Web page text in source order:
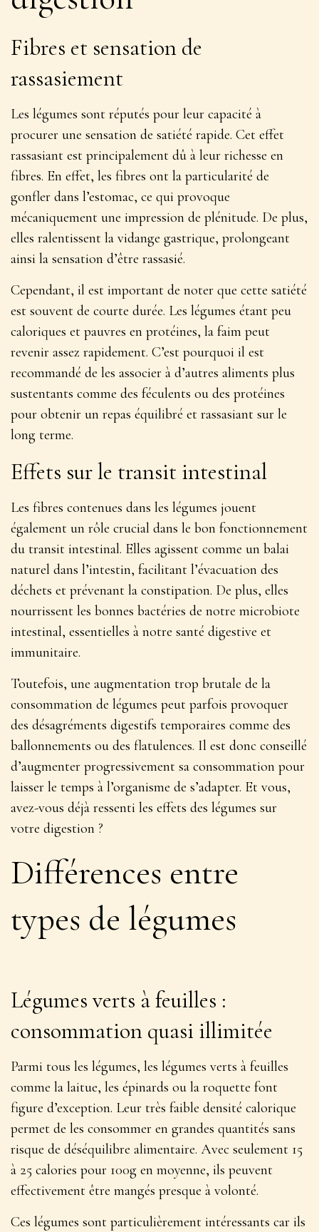
Fibres et sensation de
rassasiement
Les légumes sont réputés pour leur capacité à
procurer une sensation de satiété rapide. Cet effet
rassasiant est principalement dû à leur richesse en
fibres. En effet, les fibres ont la particularité de
gonfler dans l’estomac, ce qui provoque
mécaniquement une impression de plénitude. De plus,
elles ralentissent la vidange gastrique, prolongeant
ainsi la sensation d’être rassasié.
Cependant, il est important de noter que cette satiété
est souvent de courte durée. Les légumes étant peu
caloriques et pauvres en protéines, la faim peut
revenir assez rapidement. C’est pourquoi il est
recommandé de les associer à d’autres aliments plus
sustentants comme des féculents ou des protéines
pour obtenir un repas équilibré et rassasiant sur le
long terme.
Effets sur le transit intestinal
Les fibres contenues dans les légumes jouent
également un rôle crucial dans le bon fonctionnement
du transit intestinal. Elles agissent comme un balai
naturel dans l’intestin, facilitant l’évacuation des
déchets et prévenant la constipation. De plus, elles
nourrissent les bonnes bactéries de notre microbiote
intestinal, essentielles à notre santé digestive et
immunitaire.
Toutefois, une augmentation trop brutale de la
consommation de légumes peut parfois provoquer
des désagréments digestifs temporaires comme des
ballonnements ou des flatulences. Il est donc conseillé
d’augmenter progressivement sa consommation pour
laisser le temps à l’organisme de s’adapter. Et vous,
avez-vous déjà ressenti les effets des légumes sur
votre digestion ?
Différences entre
types de légumes
Légumes verts à feuilles :
consommation quasi illimitée
Parmi tous les légumes, les légumes verts à feuilles
comme la laitue, les épinards ou la roquette font
figure d’exception. Leur très faible densité calorique
permet de les consommer en grandes quantités sans
risque de déséquilibre alimentaire. Avec seulement 15
à 25 calories pour 100g en moyenne, ils peuvent
effectivement être mangés presque à volonté.
Ces légumes sont particulièrement intéressants car ils